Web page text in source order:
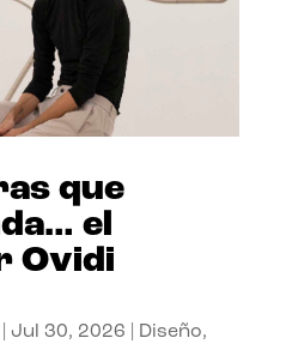
que
el
Ovidi
Jul 30, 2026 Diseño,